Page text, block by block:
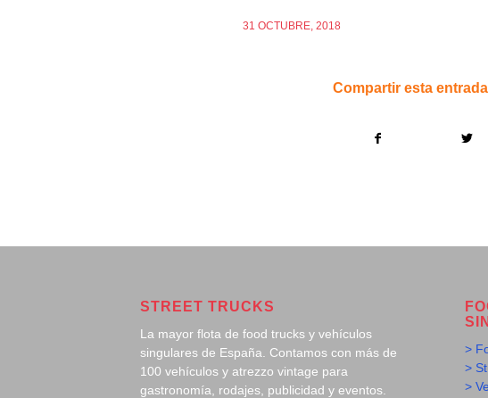
31 OCTUBRE, 2018
Compartir esta entrada
STREET TRUCKS
La mayor flota de food trucks y vehículos
singulares de España. Contamos con más de
100 vehículos y atrezzo vintage para
gastronomía, rodajes, publicidad y eventos.
>
>
>